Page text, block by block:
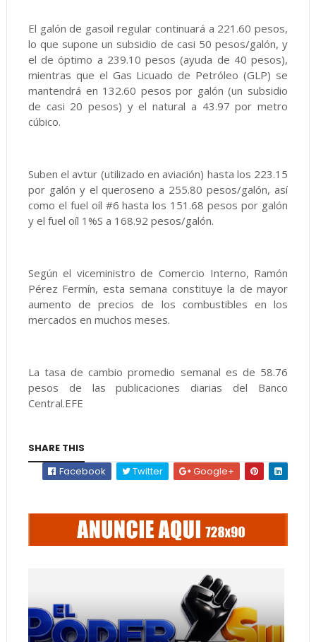
El galón de gasoil regular continuará a 221.60 pesos,
lo que supone un subsidio de casi 50 pesos/galón, y
el de óptimo a 239.10 pesos (ayuda de 40 pesos),
mientras que el Gas Licuado de Petróleo (GLP) se
mantendrá en 132.60 pesos por galón (un subsidio
de casi 20 pesos) y el natural a 43.97 por metro
cúbico.
Suben el avtur (utilizado en aviación) hasta los 223.15
por galón y el queroseno a 255.80 pesos/galón, así
como el fuel oíl #6 hasta los 151.68 pesos por galón
y el fuel oíl 1%S a 168.92 pesos/galón.
Según el viceministro de Comercio Interno, Ramón
Pérez Fermín, esta semana constituye la de mayor
aumento de precios de los combustibles en los
mercados en muchos meses.
La tasa de cambio promedio semanal es de 58.76
pesos de las publicaciones diarias del Banco
Central.EFE
SHARE THIS
Facebook
Twitter Google+